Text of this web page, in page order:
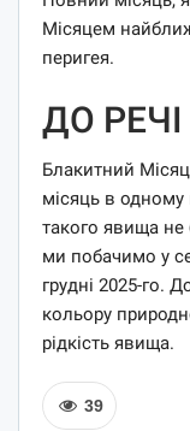
Місяцем
перигея.
ДО РЕЧІ
Блакитний
місяць в одному
такого явища
ми побачимо у
грудні 2025-го.
кольору
рідкість явища.
39